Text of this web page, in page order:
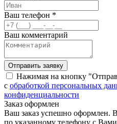
Ваш телефон *
Ваш комментарий
Отправить заявку
Нажимая на кнопку
с обработкой персональных
конфиденциальности
Заказ оформлен
Ваш заказ успешно оформлен.
по указанному телефону с